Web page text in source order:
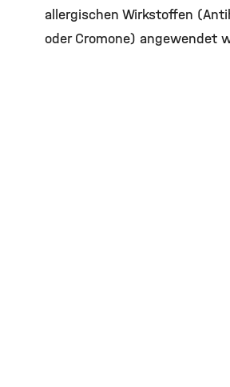
allergischen Wirkstoffen
oder Cromone) angewendet